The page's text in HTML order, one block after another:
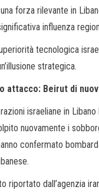
forza rilevante in
influenza
tecnologica
strategica.
attacco: Beirut di
israeliane in
nuovamente i
confermato
riportato dall’agenzia